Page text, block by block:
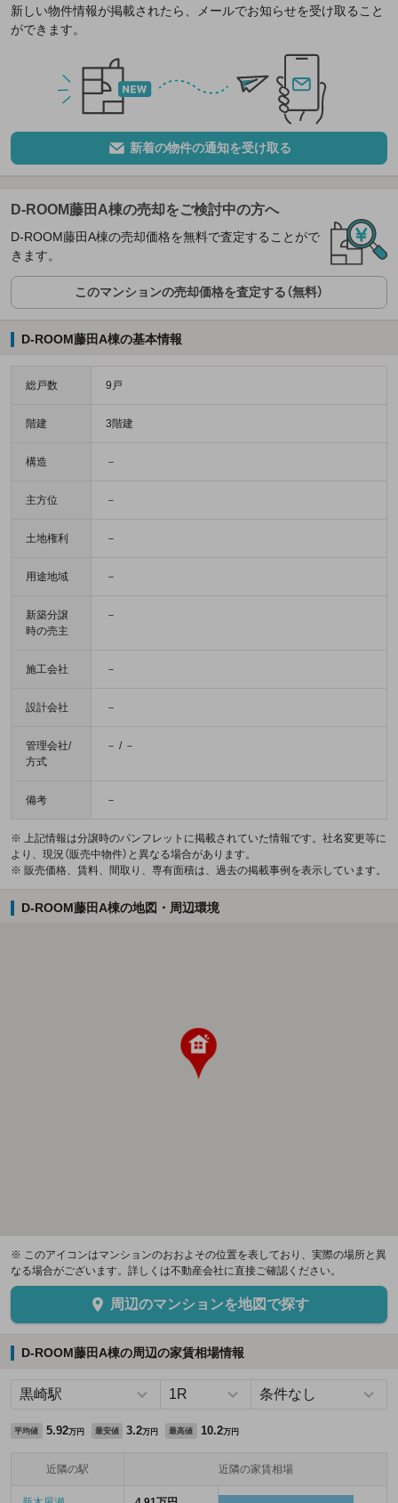
新しい物件情報が掲載されたら、メールでお知らせを受け取ること
ができます。
新着の物件の通知を受け取る
D-ROOM藤田A棟の売却をご検討中の方へ
D-ROOM藤田A棟の売却価格を無料で査定することがで
きます。
このマンションの売却価格を査定する（無料）
D-ROOM藤田A棟の基本情報
総戸数 9戸
階建 3階建
構造 －
主方位 －
土地権利 －
用途地域 －
新築分譲
時の売主
－
施工会社 －
設計会社 －
管理会社/
方式
－ / －
備考 －
※ 上記情報は分譲時のパンフレットに掲載されていた情報です。社名変更等に
より、現況（販売中物件）と異なる場合があります。
※ 販売価格、賃料、間取り、専有面積は、過去の掲載事例を表示しています。
D-ROOM藤田A棟の地図・周辺環境
※ このアイコンはマンションのおおよその位置を表しており、実際の場所と異
なる場合がございます。詳しくは不動産会社に直接ご確認ください。
周辺のマンションを地図で探す
D-ROOM藤田A棟の周辺の家賃相場情報
平均値 5.92万円 最安値 3.2万円 最高値 10.2万円
近隣の駅 近隣の家賃相場